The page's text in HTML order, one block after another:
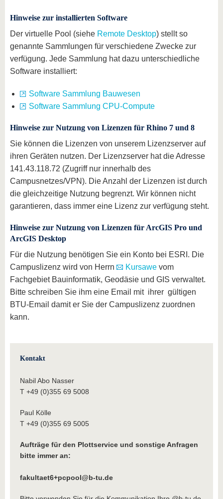
Hinweise zur installierten Software
Der virtuelle Pool (siehe Remote Desktop) stellt so
genannte Sammlungen für verschiedene Zwecke zur
verfügung. Jede Sammlung hat dazu unterschiedliche
Software installiert:
Software Sammlung Bauwesen
Software Sammlung CPU-Compute
Hinweise zur Nutzung von Lizenzen für Rhino 7 und 8
Sie können die Lizenzen von unserem Lizenzserver auf
ihren Geräten nutzen. Der Lizenzserver hat die Adresse
141.43.118.72 (Zugriff nur innerhalb des
Campusnetzes/VPN). Die Anzahl der Lizenzen ist durch
die gleichzeitige Nutzung begrenzt. Wir können nicht
garantieren, dass immer eine Lizenz zur verfügung steht.
Hinweise zur Nutzung von Lizenzen für ArcGIS Pro und
ArcGIS Desktop
Für die Nutzung benötigen Sie ein Konto bei ESRI. Die
Campuslizenz wird von Herrn
Kursawe vom
Fachgebiet Bauinformatik, Geodäsie und GIS verwaltet.
Bitte schreiben Sie ihm eine Email mit ihrer gültigen
BTU-Email damit er Sie der Campuslizenz zuordnen
kann.
Kontakt
Nabil Abo Nasser
T +49 (0)355 69 5008
Paul Kölle
T +49 (0)355 69 5005
Aufträge für den Plottservice und sonstige Anfragen
bitte immer an:
fakultaet6+pcpool@b-tu.de